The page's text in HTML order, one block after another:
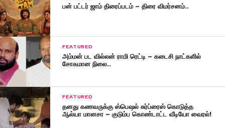
பன் பட்டர் ஜாம் திரைப்படம் – திரை விமர்சனம்..
FEATURED
அம்மன் பட வில்லன் ராமி ரெட்டி – கடைசி நாட்களில்
சோகமான நிலை..
FEATURED
தனது கணவருக்கு ஸ்பெஷல் சுர்ப்ரைஸ் கொடுத்த
ஆல்யா மானசா – குடும்ப கொண்டாட்ட வீடியோ வைரல்!